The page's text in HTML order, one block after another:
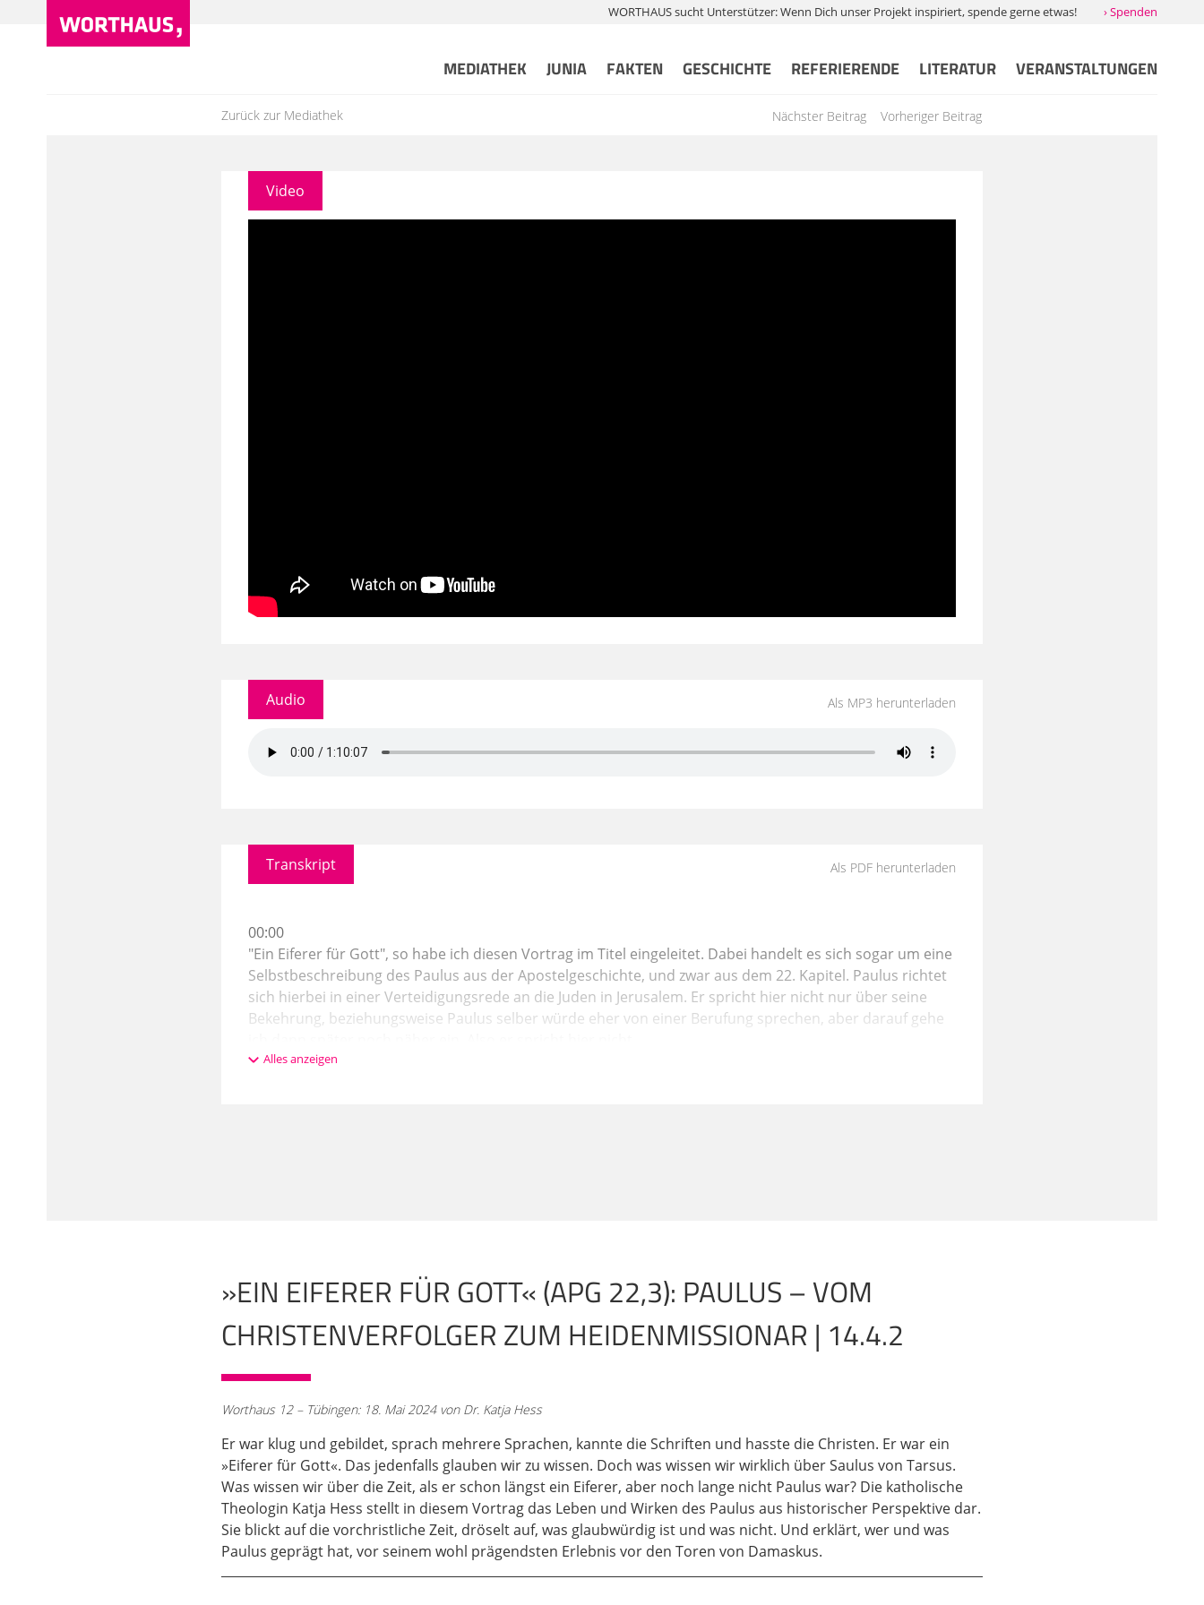
WORTHAUS sucht Unterstützer: Wenn Dich unser Projekt inspiriert, spende gerne etwas! › Spenden
MEDIATHEK JUNIA FAKTEN GESCHICHTE REFERIERENDE LITERATUR VERANSTALTUNGEN
Zurück zur Mediathek Vorheriger Beitrag
Nächster Beitrag
Video
Audio Als MP3 herunterladen
Transkript Als PDF herunterladen
00:00
"Ein Eiferer für Gott", so habe ich diesen Vortrag im Titel eingeleitet. Dabei handelt es sich sogar um eine
Selbstbeschreibung des Paulus aus der Apostelgeschichte, und zwar aus dem 22. Kapitel. Paulus richtet
sich hierbei in einer Verteidigungsrede an die Juden in Jerusalem. Er spricht hier nicht nur über seine
Bekehrung, beziehungsweise Paulus selber würde eher von einer Berufung sprechen, aber darauf gehe
hat, der ja auch die Apostelgeschichte geschrieben hat. Also das Lukas-Evangelium und die
Apostelgeschichte sind als ein Doppelwerk konzipiert worden von einem einzigen Autor. Es ist also nicht
Originalton des Paulus. Paulus' Originalton hören wir in seinen Briefen. Wir merken also, wir haben im
Neuen Testament zwei relevante Quellen, die wir heranziehen können, um etwas über das Leben, über
das Wirken, über die Person des Paulus zu erfahren. Also einmal die
03:09
sind wir natürlich ganz nah an Paulus, da wir es natürlich hier aus, man könnte sagen, erster Hand
erfahren. Daher sind diese Informationen generell auch zuverlässig, wobei man natürlich im einen oder
anderen Fall auch mal unterscheiden muss. Das werden wir auch versuchen heute und auch morgen
Vormittag, weil Paulus natürlich auch seine Interessen und Intentionen mit hineinbringt in der
Darstellung und Wiedergabe der Ereignisse. Und Paulus war schon auch ein guter Rhetoriker. Und dann
haben wir die Apostelgeschichte. Lukas beteuert zwar am Anfang des Lukas-Evangeliums
Alles anzeigen
»EIN EIFERER FÜR GOTT« (APG 22,3): PAULUS – VOM
CHRISTENVERFOLGER ZUM HEIDENMISSIONAR | 14.4.2
Worthaus 12 – Tübingen: 18. Mai 2024 von Dr. Katja Hess
Er war klug und gebildet, sprach mehrere Sprachen, kannte die Schriften und hasste die Christen. Er war ein
»Eiferer für Gott«. Das jedenfalls glauben wir zu wissen. Doch was wissen wir wirklich über Saulus von Tarsus.
Was wissen wir über die Zeit, als er schon längst ein Eiferer, aber noch lange nicht Paulus war? Die katholische
Theologin Katja Hess stellt in diesem Vortrag das Leben und Wirken des Paulus aus historischer Perspektive dar.
Sie blickt auf die vorchristliche Zeit, dröselt auf, was glaubwürdig ist und was nicht. Und erklärt, wer und was
Paulus geprägt hat, vor seinem wohl prägendsten Erlebnis vor den Toren von Damaskus.